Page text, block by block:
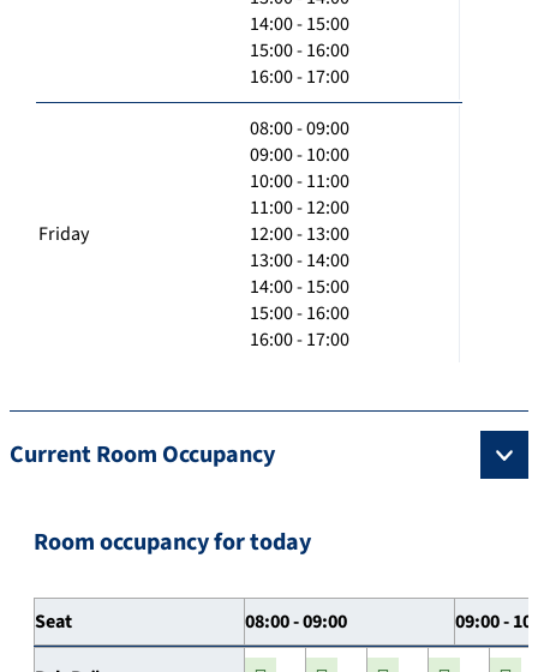
14:00 - 15:00
15:00 - 16:00
16:00 - 17:00
Friday
08:00 - 09:00
09:00 - 10:00
10:00 - 11:00
11:00 - 12:00
12:00 - 13:00
13:00 - 14:00
14:00 - 15:00
15:00 - 16:00
16:00 - 17:00
Current Room Occupancy
Room occupancy for today
Seat 08:00 - 09:00 09:00 -